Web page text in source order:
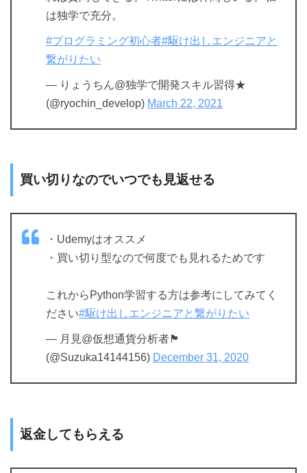
は独学で充分。
#プログラミング初心者#駆け出しエンジニアと
繋がりたい
— りょうちん@独学で開発スキル習得★
(@ryochin_develop) March 22, 2021
買い切りなのでいつでも見返せる
・Udemyはオススメ
・買い切り型なので何度でも見れるためです
これからPython学習する方は参考にしてみてく
ださい#駆け出しエンジニアと繋がりたい
— 月見@仮想通貨分析者🏴
(@Suzuka14144156) December 31, 2020
返金してもらえる